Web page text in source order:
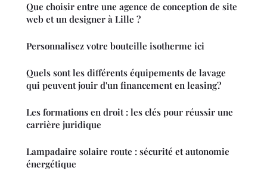
Que choisir entre une agence de conception de site
web et un designer à Lille ?
Personnalisez votre bouteille isotherme ici
Quels sont les différents équipements de lavage
qui peuvent jouir d'un financement en leasing?
Les formations en droit : les clés pour réussir une
carrière juridique
Lampadaire solaire route : sécurité et autonomie
énergétique